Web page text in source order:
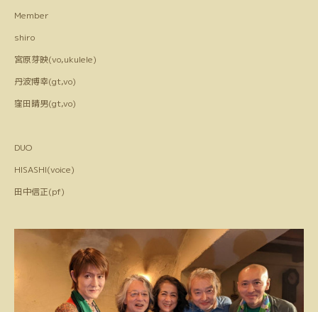
Member
shiro
宮原芽映(vo,ukulele)
丹波博幸(gt,vo)
窪田晴男(gt,vo)
DUO
HISASHI(voice)
田中信正(pf)